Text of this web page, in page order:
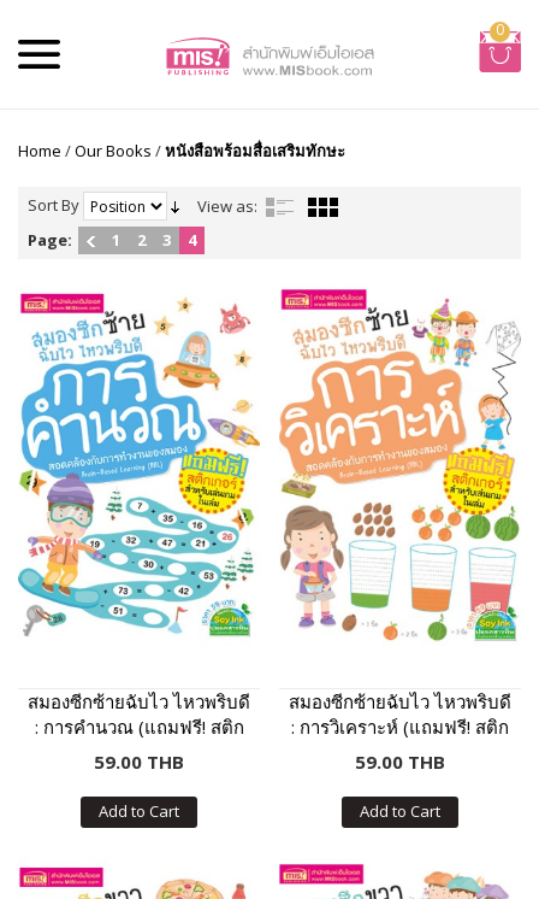
0
Home /Our Books /หนังสือพร้อมสื่อเสริมทักษะ
Sort By
View as:
Page:
1 2 3 4
สมองซีกซ้ายฉับไว ไหวพริบดี
: การคำนวณ (แถมฟรี! สติก
เกอร์)
59.00 THB
Add to Cart
สมองซีกซ้ายฉับไว ไหวพริบดี
: การวิเคราะห์ (แถมฟรี! สติก
เกอร์)
59.00 THB
Add to Cart